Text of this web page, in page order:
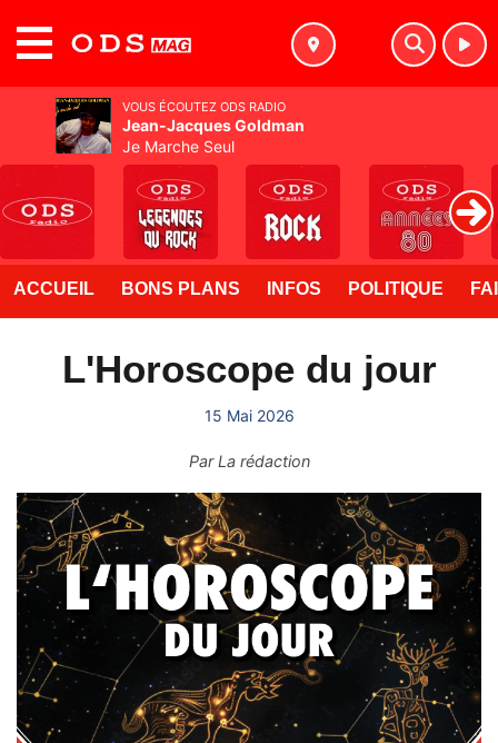
ACCUEIL BONS PLANS INFOS POLITIQUE
L'Horoscope du jour
15 Mai 2026
ParLa rédaction
VOUS ÉCOUTEZ ODS RADIO
Jean-Jacques Goldman
Je Marche Seul